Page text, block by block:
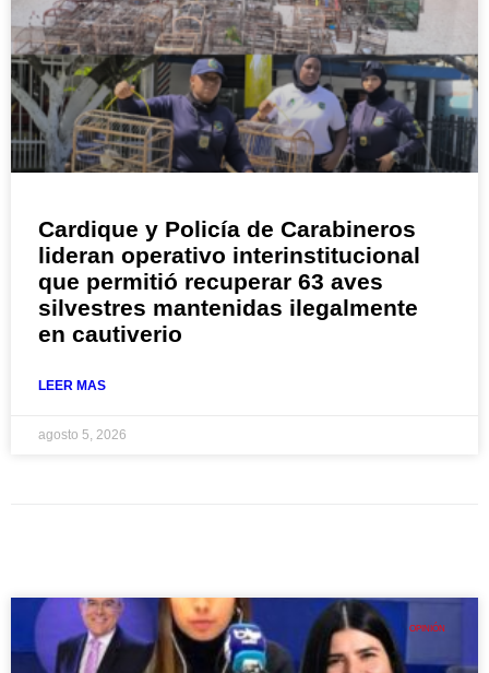
Cardique y Policía de Carabineros
lideran operativo interinstitucional
que permitió recuperar 63 aves
silvestres mantenidas ilegalmente
en cautiverio
LEER MAS
agosto 5, 2026
OPINIÓN